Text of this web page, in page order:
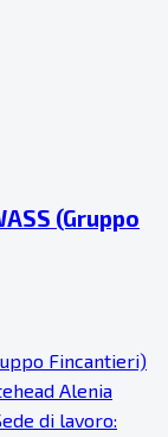
(Gruppo
Fincantieri)
Alenia
di lavoro: